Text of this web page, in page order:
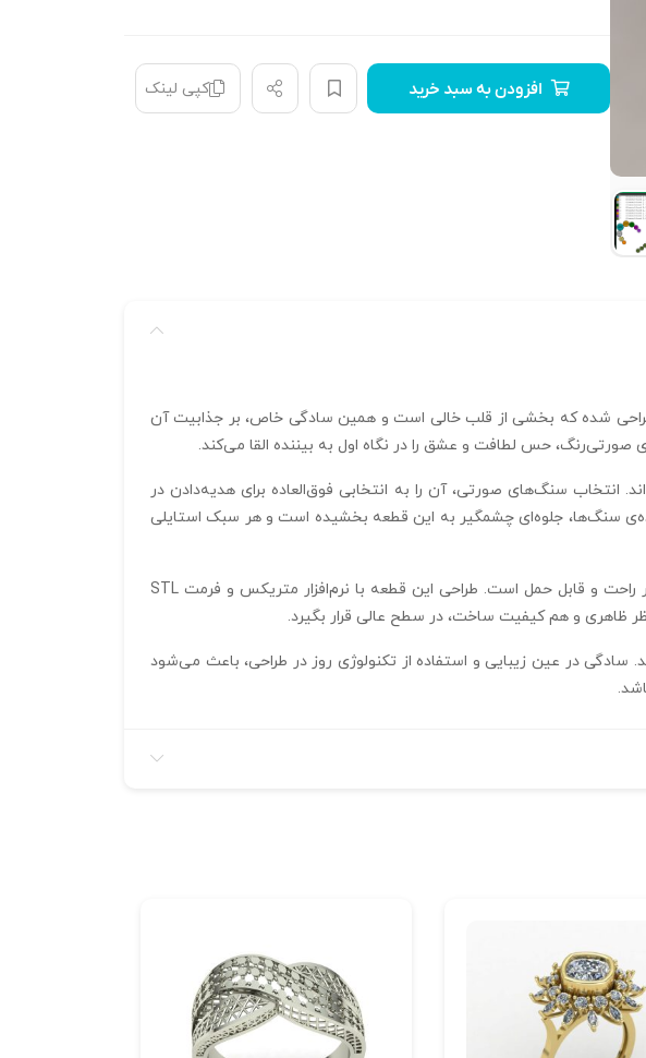
افزودن به سبد خرید کپی لینک
طراحی شده که بخشی از قلب خالی است و همین سادگی خاص، بر جذابیت آن
حس لطافت و عشق را در نگاه اول به بیننده القا می‌کند.
سنگ‌های صورتی، آن را به انتخابی فوق‌العاده برای هدیه‌دادن در
سنگ‌ها، جلوه‌ای چشمگیر به این قطعه بخشیده است و هر سبک استایلی
آویز قلب 2 با ضخامت تنها 0.6 میلیمتر و وزن سبک دو گرم، علاوه بر درخشش بالا، بر روی گردن بسیار راحت و قابل حمل است. طراحی این قطعه با نرم‌افزار متریکس و فرمت STL
ظاهری و هم کیفیت ساخت، در سطح عالی قرار بگیرد.
سادگی در عین زیبایی و استفاده از تکنولوژی روز در طراحی، باعث می‌شود